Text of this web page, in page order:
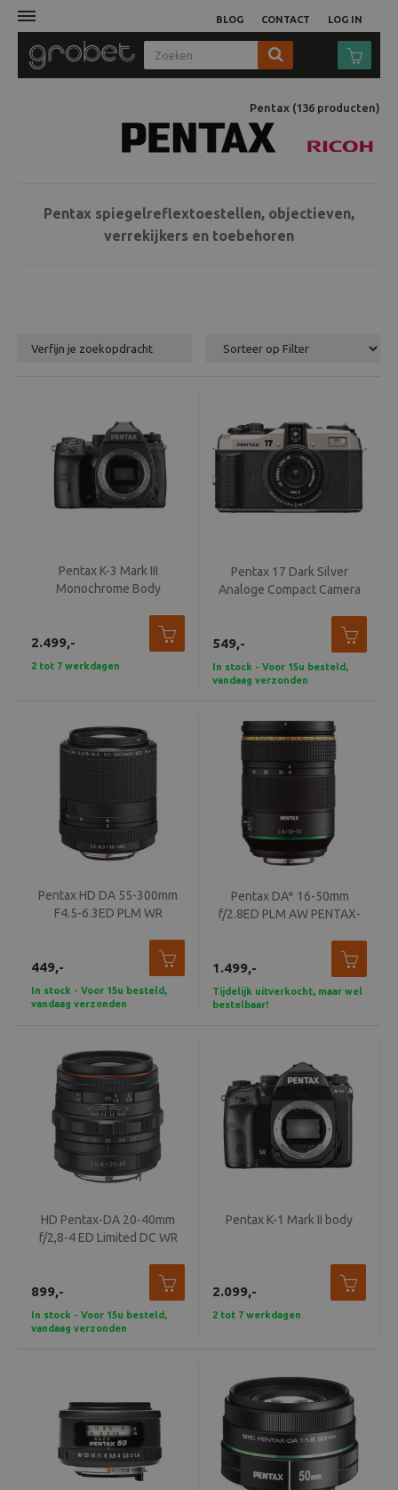
LOG IN
BLOG CONTACT
Beeld en bewerking
Verrekijker
Analoog
Pentax (136 producten)
Pentax spiegelreflextoestellen, objectieven,
verrekijkers en toebehoren
Verfijn je zoekopdracht
Pentax K-3 Mark III
Monochrome Body
2.499,-
2 tot 7 werkdagen
Pentax 17 Dark Silver
Analoge Compact Camera
549,-
In stock - Voor 15u besteld,
vandaag verzonden
Pentax HD DA 55-300mm
F4.5-6.3ED PLM WR
449,-
In stock - Voor 15u besteld,
vandaag verzonden
Pentax DA* 16-50mm
f/2.8ED PLM AW PENTAX-
1.499,-
Tijdelijk uitverkocht, maar wel
bestelbaar!
HD Pentax-DA 20-40mm
f/2,8-4 ED Limited DC WR
899,-
In stock - Voor 15u besteld,
vandaag verzonden
Pentax K-1 Mark II body
2.099,-
2 tot 7 werkdagen